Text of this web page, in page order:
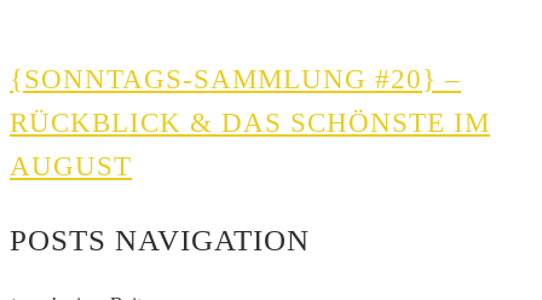
{SONNTAGS-SAMMLUNG #20} –
RÜCKBLICK & DAS SCHÖNSTE IM
AUGUST
POSTS NAVIGATION